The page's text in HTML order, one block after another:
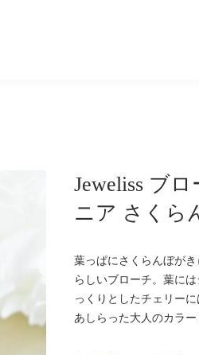
Jeweliss ブ
ニア さくら
葉っぱにさくらんぼが
らしいブローチ。葉に
っくりとしたチェリー
あしらった大人のカラー